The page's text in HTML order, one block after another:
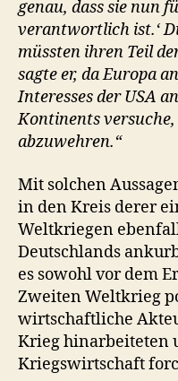
genau, dass sie nun
verantwortlich ist.‘
müssten ihren Teil
sagte er, da Europa
Interesses der USA
Kontinents
abzuwehren.“
Mit solchen
in den Kreis derer
Weltkriegen
Deutschlands
es sowohl vor dem
Zweiten Weltkrieg
wirtschaftliche
Krieg hinarbeiteten
Kriegswirtschaft